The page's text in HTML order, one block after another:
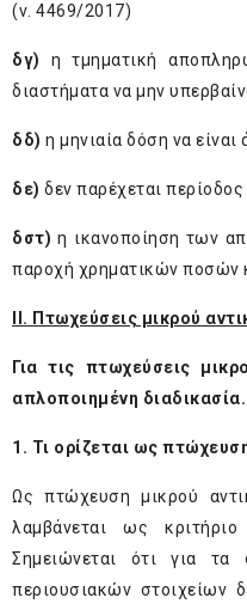
(ν. 4469/2017)
δγ) η τμηματική
διαστήματα να μην
δδ) η μηνιαία δόση να
δε) δεν παρέχεται
δστ) η ικανοποίηση των
παροχή χρηματικών ποσών
ΙΙ. Πτωχεύσεις μικρού
Για τις πτωχεύσεις
απλοποιημένη διαδικασία.
1. Τι ορίζεται ως
Ως πτώχευση μικρού
λαμβάνεται ως
Σημειώνεται ότι για
περιουσιακών στοιχείων